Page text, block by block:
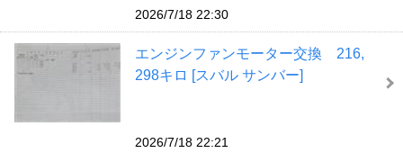
2026/7/18 22:30
エンジンファンモーター交換 216,
298キロ [スバル サンバー]
2026/7/18 22:21